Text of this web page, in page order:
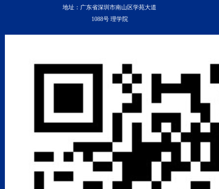
地址：广东省深圳市南山区学苑大道
1088号 理学院